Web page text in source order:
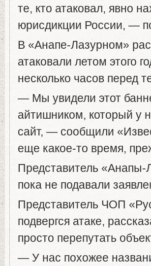
те, кто атаковал, явно
юрисдикции России, —
В «Анапе-Лазурном»
атаковали летом этого
несколько часов перед
— Мы увидели этот
айтишником, который у
сайт, — сообщили
еще какое-то время,
Представитель «Анапы-
пока не подавали
Представитель ЧОП
подвергся атаке,
просто перепутать
— У нас похожее